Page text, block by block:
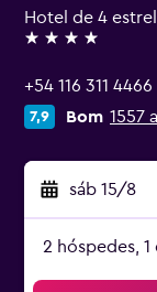
Hotel de 4
4 estrelas
+54 116 311 4466
7,9 Bom 1557
sáb 15/8
2 hóspedes,